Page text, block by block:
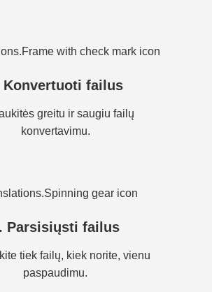
Konvertuoti failus
greitu ir saugiu failų
konvertavimu.
Parsisiųsti failus
tiek failų, kiek norite, vienu
paspaudimu.